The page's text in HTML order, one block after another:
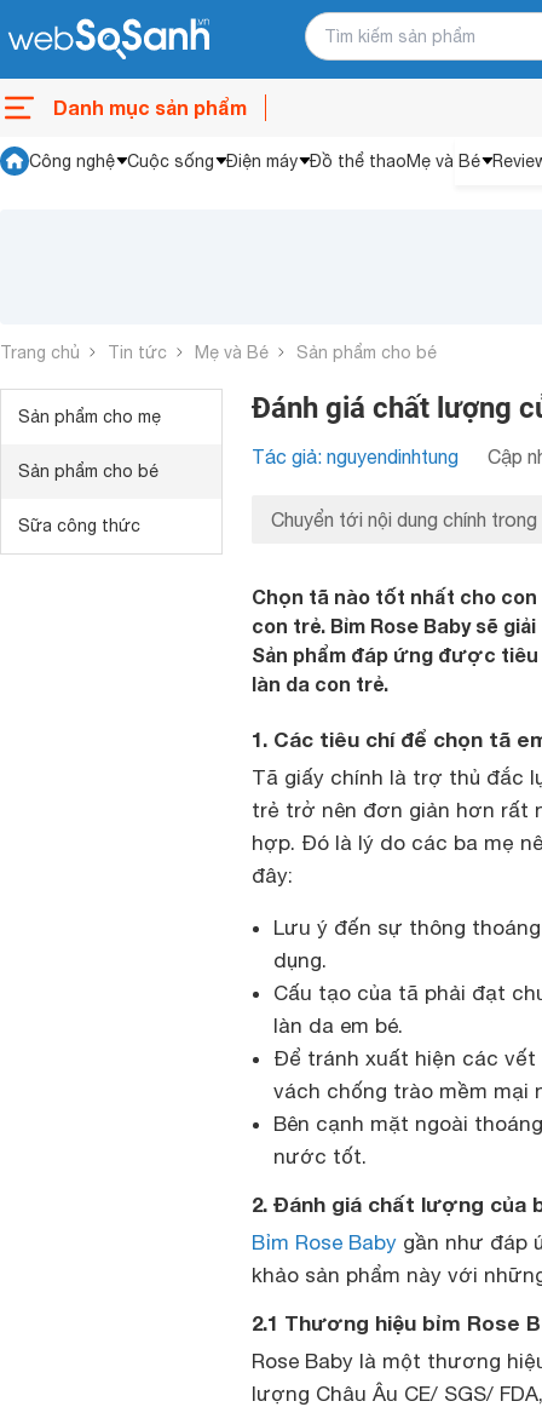
Danh mục sản phẩm
Công nghệ Cuộc sống Điện máy Đồ thể thaoMẹ và Bé
Trang chủ Tin tức Mẹ và Bé Sản phẩm cho bé
Sản phẩm cho mẹ
Sản phẩm cho bé
Sữa công thức
Đánh giá chất lượng
Tác giả: nguyendinhtung Cập
Chuyển tới nội dung chính trong
Chọn tã nào tốt nhất cho con
con trẻ. Bỉm Rose Baby sẽ
Sản phẩm đáp ứng được
làn da con trẻ.
1. Các tiêu chí để chọn tã
Tã giấy chính là trợ thủ đắc
trẻ trở nên đơn giản hơn rất
hợp. Đó là lý do các ba mẹ
đây:
Lưu ý đến sự thông
dụng.
Cấu tạo của tã phải đạt
làn da em bé.
Để tránh xuất hiện các vết
vách chống trào mềm mại
Bên cạnh mặt ngoài
nước tốt.
2. Đánh giá chất lượng của
Bỉm Rose Baby gần như đáp
khảo sản phẩm này với
2.1 Thương hiệu bỉm Rose
Rose Baby là một thương
lượng Châu Âu CE/ SGS/